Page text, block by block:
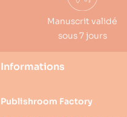
Manuscrit validé
sous 7 jours
Informations
Publishroom Factory